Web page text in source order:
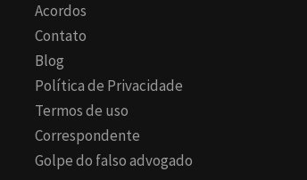
Acordos
Contato
Blog
Política de Privacidade
Termos de uso
Correspondente
Golpe do falso advogado